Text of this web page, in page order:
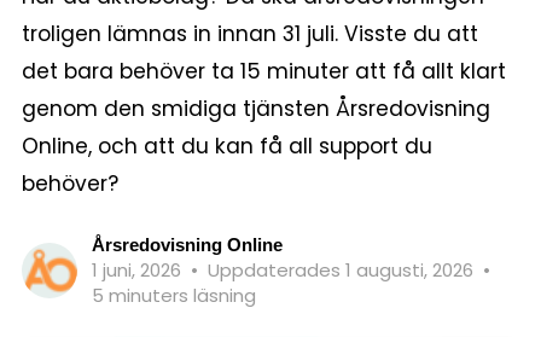
troligen lämnas in innan 31 juli. Visste du att
det bara behöver ta 15 minuter att få allt klart
genom den smidiga tjänsten Årsredovisning
Online, och att du kan få all support du
behöver?
Årsredovisning Online
1 juni, 2026 • Uppdaterades 1 augusti, 2026 •
5 minuters läsning